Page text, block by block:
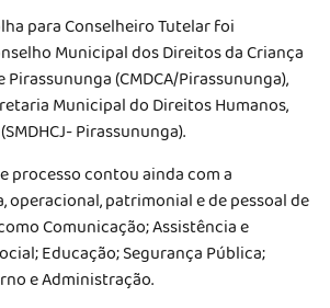
para Conselheiro Tutelar foi
Municipal dos Direitos da Criança
(CMDCA/Pirassununga),
Municipal do Direitos Humanos,
Pirassununga).
processo contou ainda com a
operacional, patrimonial e de pessoal de
Comunicação; Assistência e
Educação; Segurança Pública;
e Administração.